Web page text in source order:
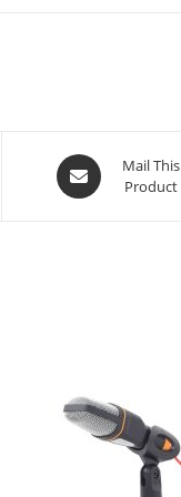
Opens
in
Mail This
Product